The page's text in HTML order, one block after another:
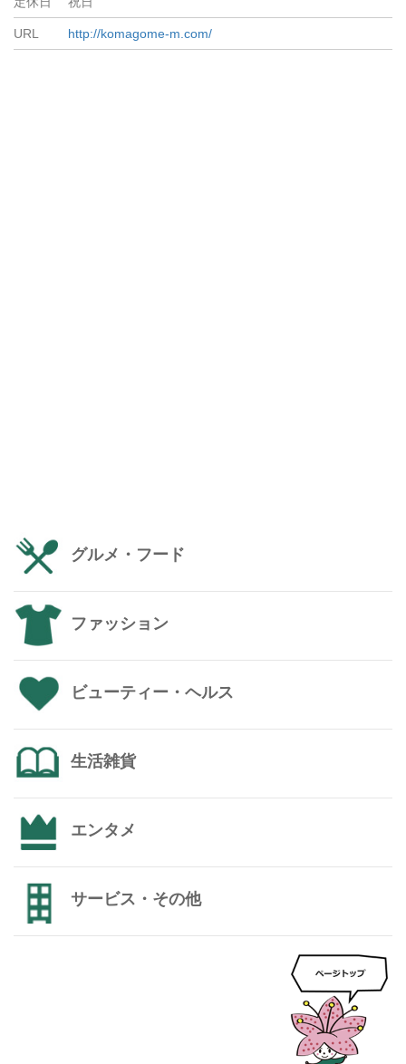
URL http://komagome-m.com/
グルメ・フード
ファッション
ビューティー・ヘルス
生活雑貨
エンタメ
サービス・その他